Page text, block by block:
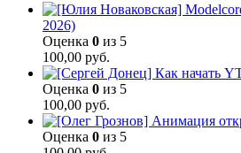
2026)
Оценка 0 из 5
100,00 руб.
Оценка 0 из 5
100,00 руб.
Оценка 0 из 5